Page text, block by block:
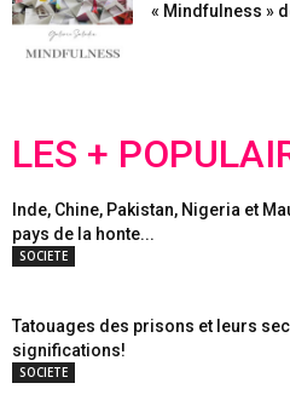
« Mindfulness »
LES +
Inde, Chine, Pakistan, Nigeria et
pays de la honte...
SOCIETE
Tatouages des prisons et leurs
significations!
SOCIETE